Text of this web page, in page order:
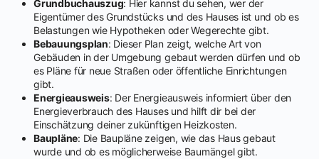
Grundbuchauszug: Hier kannst du sehen, wer der
Eigentümer des Grundstücks und des Hauses ist und ob es
Belastungen wie Hypotheken oder Wegerechte gibt.
Bebauungsplan: Dieser Plan zeigt, welche Art von
Gebäuden in der Umgebung gebaut werden dürfen und ob
es Pläne für neue Straßen oder öffentliche Einrichtungen
gibt.
Energieausweis: Der Energieausweis informiert über den
Energieverbrauch des Hauses und hilft dir bei der
Einschätzung deiner zukünftigen Heizkosten.
Baupläne: Die Baupläne zeigen, wie das Haus gebaut
wurde und ob es möglicherweise Baumängel gibt.